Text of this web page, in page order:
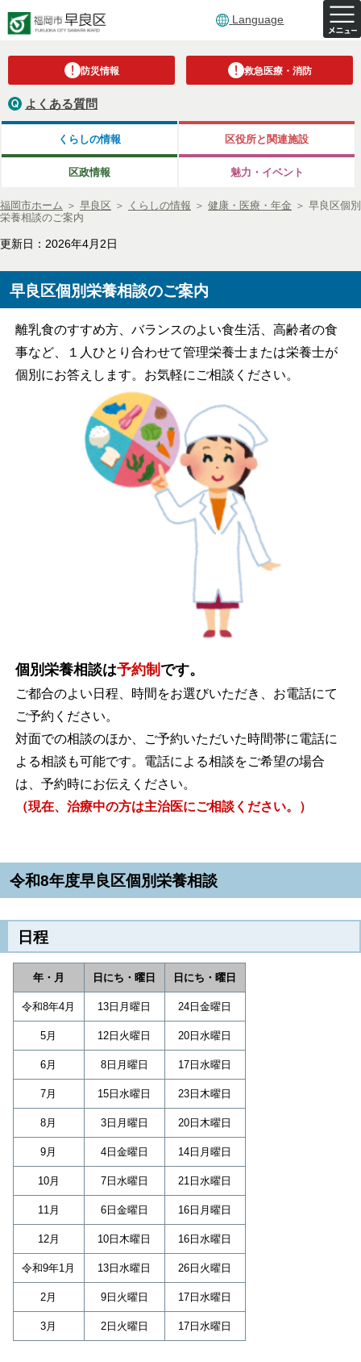
Language
防災情報 救急医療・消防
よくある質問
くらしの情報 区役所と関連施設
区政情報 魅力・イベント
福岡市ホーム ＞ 早良区 ＞ くらしの情報 ＞ 健康・医療・年金 ＞ 早良区個別
栄養相談のご案内
更新日：2026年4月2日
早良区個別栄養相談のご案内
離乳食のすすめ方、バランスのよい食生活、高齢者の食
事など、１人ひとり合わせて管理栄養士または栄養士が
個別にお答えします。お気軽にご相談ください。
個別栄養相談は予約制 です。
ご都合のよい日程、時間をお選びいただき、お電話にて
ご予約ください。
対面での相談のほか、ご予約いただいた時間帯に電話に
よる相談も可能です。電話による相談をご希望の場合
は、予約時にお伝えください。
（現在、治療中の方は主治医にご相談ください。）
令和8年度早良区個別栄養相談
日程
年・月 日にち・曜日 日にち・曜日
令和8年4月 13日月曜日 24日金曜日
5月 12日火曜日 20日水曜日
6月 8日月曜日 17日水曜日
7月 15日水曜日 23日木曜日
8月 3日月曜日 20日木曜日
9月 4日金曜日 14日月曜日
10月 7日水曜日 21日水曜日
11月 6日金曜日 16日月曜日
12月 10日木曜日 16日水曜日
令和9年1月 13日水曜日 26日火曜日
2月 9日火曜日 17日水曜日
3月 2日火曜日 17日水曜日